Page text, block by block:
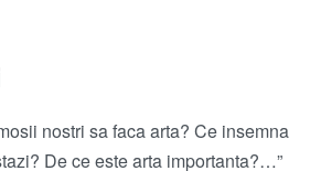
nostri sa faca arta? Ce insemna
De ce este arta importanta?…”